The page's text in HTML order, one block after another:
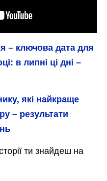
– ключова дата для
в липні ці дні –
які найкраще
– результати
ти знайдеш на